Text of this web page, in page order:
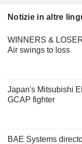
Notizie in altre
WINNERS &
Air swings to loss
Japan's Mitsubishi
GCAP fighter
BAE Systems